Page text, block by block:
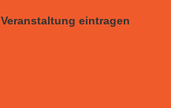
Veranstaltung eintragen